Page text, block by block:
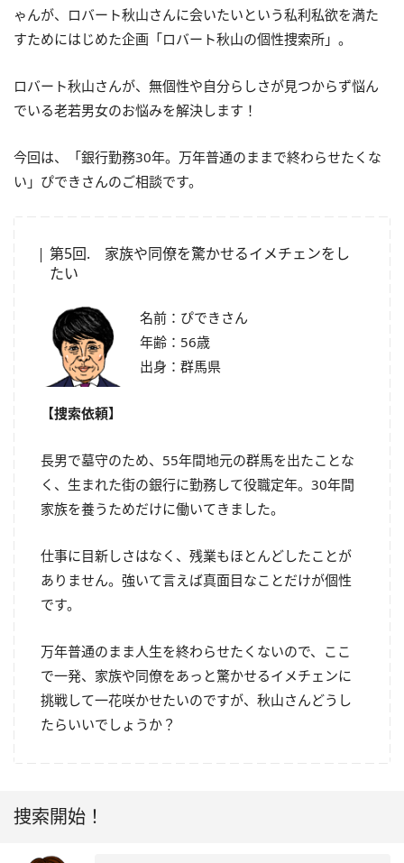
ゃんが、ロバート秋山さんに会いたいという私利私欲を満た
すためにはじめた企画「ロバート秋山の個性捜索所」。
ロバート秋山さんが、無個性や自分らしさが見つからず悩ん
でいる老若男女のお悩みを解決します！
今回は、「銀行勤務30年。万年普通のままで終わらせたくな
い」ぴできさんのご相談です。
第5回. 家族や同僚を驚かせるイメチェンをし
たい
名前：ぴできさん
年齢：56歳
出身：群馬県
【捜索依頼】
長男で墓守のため、55年間地元の群馬を出たことな
く、生まれた街の銀行に勤務して役職定年。30年間
家族を養うためだけに働いてきました。
仕事に目新しさはなく、残業もほとんどしたことが
ありません。強いて言えば真面目なことだけが個性
です。
万年普通のまま人生を終わらせたくないので、ここ
で一発、家族や同僚をあっと驚かせるイメチェンに
挑戦して一花咲かせたいのですが、秋山さんどうし
たらいいでしょうか？
捜索開始！